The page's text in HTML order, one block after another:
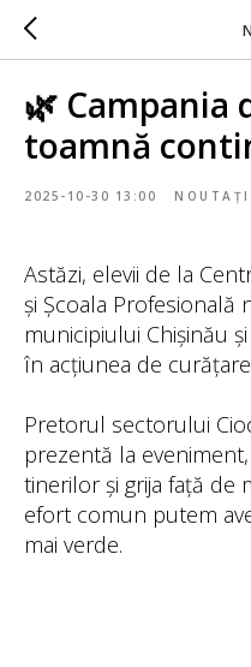
🌿 Campania
toamnă
2025-10-30 13:00 NOUTAȚI
Astăzi, elevii de la
și Școala Profesională
municipiului Chișinău
în acțiunea de
Pretorul sectorului
prezentă la
tinerilor și grija față
efort comun putem
mai verde.